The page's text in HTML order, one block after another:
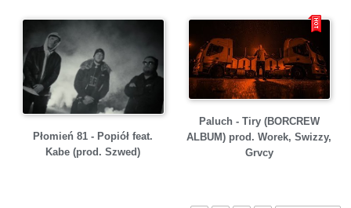
Płomień 81 - Popiół feat.
Kabe (prod. Szwed)
Paluch - Tiry (BORCREW
ALBUM) prod. Worek, Swizzy,
Grvcy